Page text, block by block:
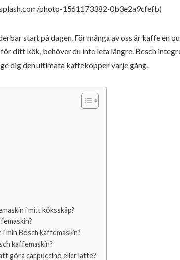
photo-1561173382-0b3e2a9cfefb)
start på dagen. För många av oss är kaffe en
ditt kök, behöver du inte leta längre. Bosch
dig den ultimata kaffekoppen varje gång.
i mitt köksskåp?
min Bosch kaffemaskin?
kaffemaskin?
göra cappuccino eller latte?